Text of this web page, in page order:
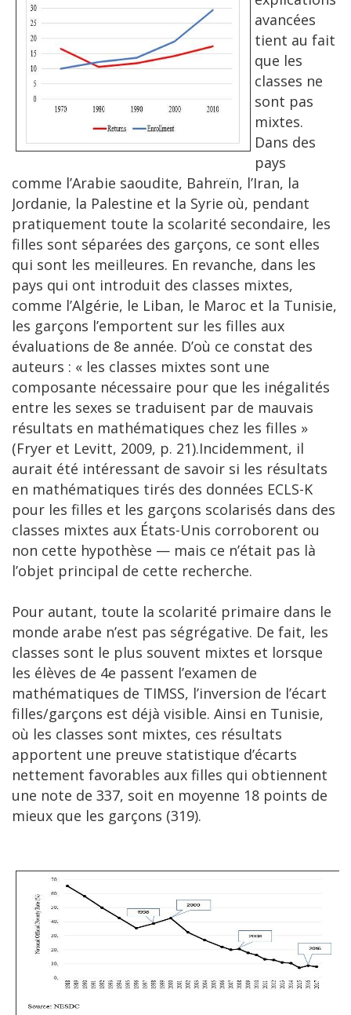
avancées
tient au fait
que les
classes ne
sont pas
mixtes.
Dans des
pays
comme l’Arabie saoudite, Bahreïn, l’Iran, la
Jordanie, la Palestine et la Syrie où, pendant
pratiquement toute la scolarité secondaire, les
filles sont séparées des garçons, ce sont elles
qui sont les meilleures. En revanche, dans les
pays qui ont introduit des classes mixtes,
comme l’Algérie, le Liban, le Maroc et la Tunisie,
les garçons l’emportent sur les filles aux
évaluations de 8e année. D’où ce constat des
auteurs : « les classes mixtes sont une
composante nécessaire pour que les inégalités
entre les sexes se traduisent par de mauvais
résultats en mathématiques chez les filles »
(Fryer et Levitt, 2009, p. 21).Incidemment, il
aurait été intéressant de savoir si les résultats
en mathématiques tirés des données ECLS-K
pour les filles et les garçons scolarisés dans des
classes mixtes aux États-Unis corroborent ou
non cette hypothèse — mais ce n’était pas là
l’objet principal de cette recherche.
Pour autant, toute la scolarité primaire dans le
monde arabe n’est pas ségrégative. De fait, les
classes sont le plus souvent mixtes et lorsque
les élèves de 4e passent l’examen de
mathématiques de TIMSS, l’inversion de l’écart
filles/garçons est déjà visible. Ainsi en Tunisie,
où les classes sont mixtes, ces résultats
apportent une preuve statistique d’écarts
nettement favorables aux filles qui obtiennent
une note de 337, soit en moyenne 18 points de
mieux que les garçons (319).